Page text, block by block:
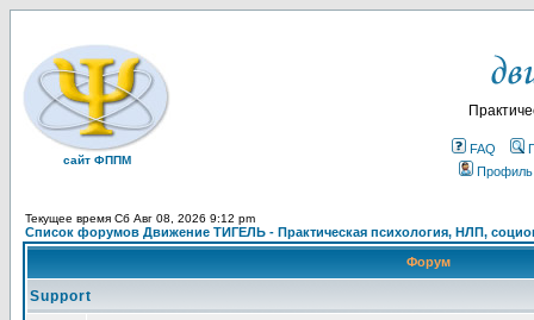
сайт ФППМ
FAQ
Профиль
Текущее время Сб Авг 08, 2026 9:12 pm
Список форумов Движение ТИГЕЛЬ - Практическая психология, НЛП,
Форум
Support